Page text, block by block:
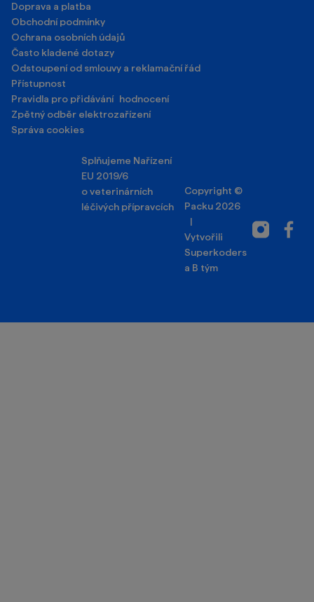
Doprava a platba
Obchodní podmínky
Ochrana osobních údajů
Často kladené dotazy
Odstoupení od smlouvy a reklamační řád
Přístupnost
Pravidla pro přidávání hodnocení
Zpětný odběr elektrozařízení
Správa cookies
Splňujeme Nařízení
EU 2019/6
o veterinárních
léčivých přípravcích
Copyright ©
Packu 2026
|
Vytvořili
Superkoders
a B tým
Instagram